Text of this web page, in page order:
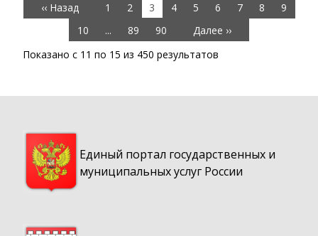
‹‹ Назад 1 2 3 4 5 6 7 8
9
10
... 89 90
Далее ››
Показано с 11 по 15 из 450 результатов
Единый портал государственных и
муниципальных услуг России